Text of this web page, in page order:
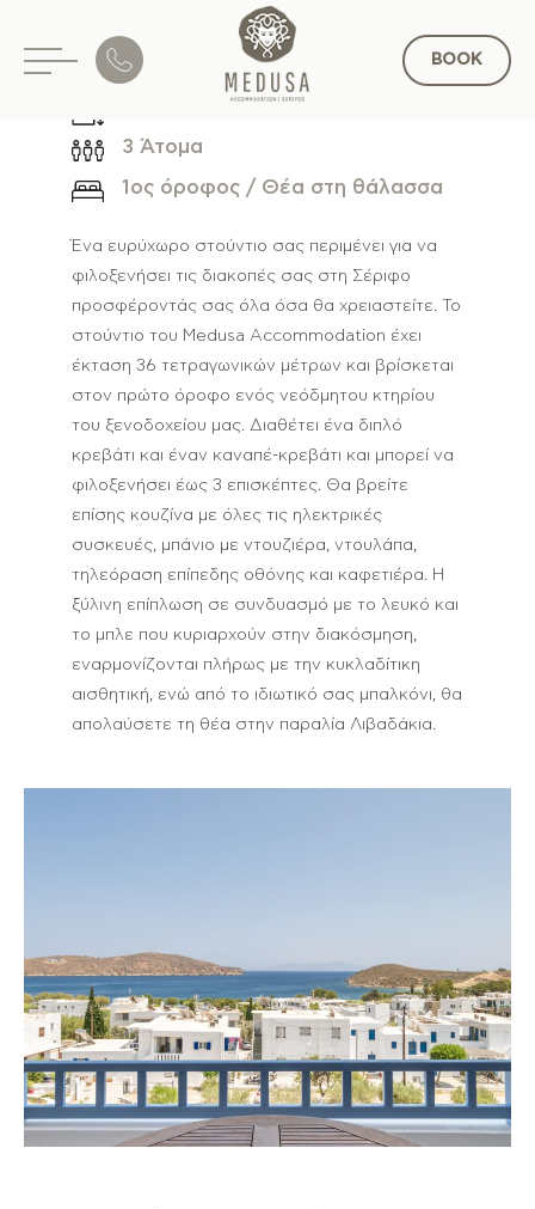
BOOK
3 Άτομα
1ος όροφος / Θέα στη θάλασσα
Ένα ευρύχωρο στούντιο σας περιμένει για να
φιλοξενήσει τις διακοπές σας στη Σέριφο
προσφέροντάς σας όλα όσα θα χρειαστείτε. Το
στούντιο του Medusa Accommodation έχει
έκταση 36 τετραγωνικών μέτρων και βρίσκεται
στον πρώτο όροφο ενός νεόδμητου κτηρίου
του ξενοδοχείου μας. Διαθέτει ένα διπλό
κρεβάτι και έναν καναπέ-κρεβάτι και μπορεί να
φιλοξενήσει έως 3 επισκέπτες. Θα βρείτε
επίσης κουζίνα με όλες τις ηλεκτρικές
συσκευές, μπάνιο με ντουζιέρα, ντουλάπα,
τηλεόραση επίπεδης οθόνης και καφετιέρα. Η
ξύλινη επίπλωση σε συνδυασμό με το λευκό και
το μπλε που κυριαρχούν στην διακόσμηση,
εναρμονίζονται πλήρως με την κυκλαδίτικη
αισθητική, ενώ από το ιδιωτικό σας μπαλκόνι, θα
απολαύσετε τη θέα στην παραλία Λιβαδάκια.